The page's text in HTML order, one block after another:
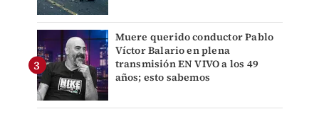
Muere querido conductor Pablo
Víctor Balario en plena
transmisión EN VIVO a los 49
años; esto sabemos